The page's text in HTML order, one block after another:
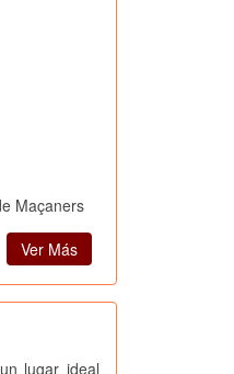
Maçaners
Ver Más
lugar ideal